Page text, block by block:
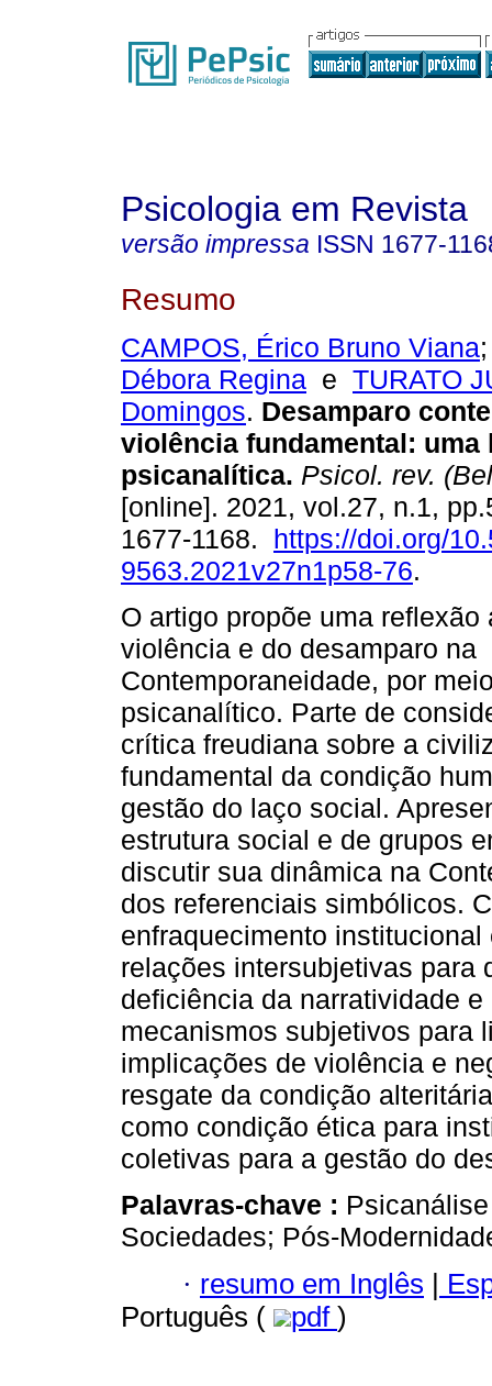
Psicologia em Revista
versão impressa ISSN 1677-
Resumo
CAMPOS, Érico Bruno Viana
Débora Regina e TURATO
Domingos. Desamparo
violência fundamental: uma
psicanalítica. Psicol. rev.
[online]. 2021, vol.27, n.1,
1677-1168. https://doi.org/
9563.2021v27n1p58-76.
O artigo propõe uma reflexão
violência e do desamparo na
Contemporaneidade, por
psicanalítico. Parte de
crítica freudiana sobre a
fundamental da condição
gestão do laço social.
estrutura social e de grupos
discutir sua dinâmica na
dos referenciais simbólicos.
enfraquecimento
relações intersubjetivas para
deficiência da narratividade
mecanismos subjetivos para
implicações de violência e
resgate da condição
como condição ética para
coletivas para a gestão do
Palavras-chave :
Sociedades; Pós-
· resumo em Inglês |
Português (
pdf )